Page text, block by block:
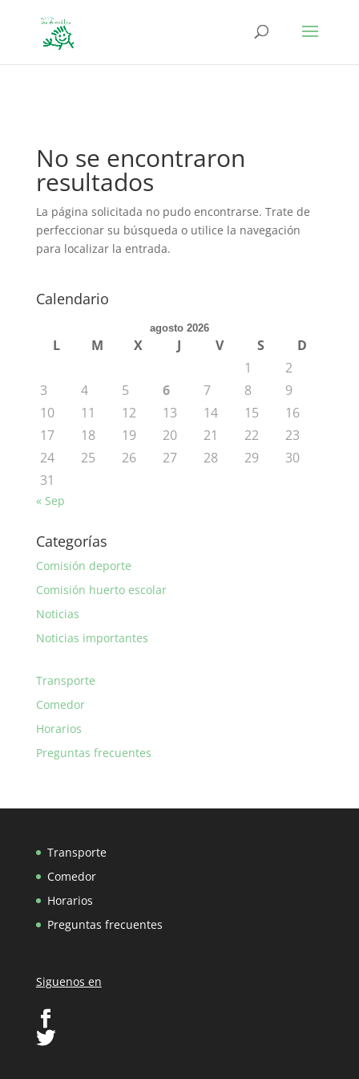
No se encontraron
resultados
La página solicitada no pudo encontrarse. Trate de
perfeccionar su búsqueda o utilice la navegación
para localizar la entrada.
Calendario
agosto 2026
L M X J V S
D
1
2
3
4 5 6 7 8
9
10
11 12 13 14 15
16
17
18 19 20 21 22
23
24
25 26 27 28 29
30
31
« Sep
Categorías
Comisión deporte
Comisión huerto escolar
Noticias
Noticias importantes
Transporte
Comedor
Horarios
Preguntas frecuentes
Transporte
Comedor
Horarios
Preguntas frecuentes
Siguenos en